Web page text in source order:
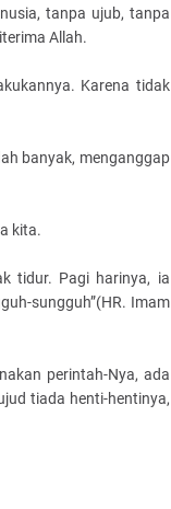
tanpa ujub, tanpa
Allah.
Karena tidak
banyak, menganggap
kita.
tidur. Pagi harinya, ia
sungguh”(HR. Imam
perintah-Nya, ada
tiada henti-hentinya,